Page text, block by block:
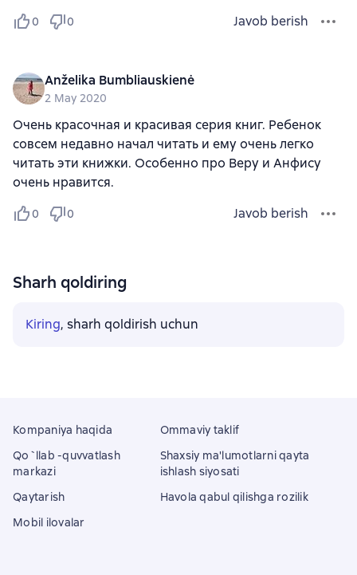
0 0 Javob berish
Anželika Bumbliauskienė
2 May 2020
Очень красочная и красивая серия книг. Ребенок
совсем недавно начал читать и ему очень легко
читать эти книжки. Особенно про Веру и Анфису
очень нравится.
0 0 Javob berish
Sharh qoldiring
Kiring, sharh qoldirish uchun
Kompaniya haqida
Qo`llab -quvvatlash
markazi
Qaytarish
Mobil ilovalar
Ommaviy taklif
Shaxsiy ma'lumotlarni qayta
ishlash siyosati
Havola qabul qilishga rozilik